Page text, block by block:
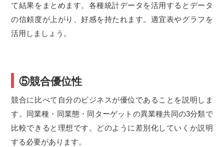
て結果をまとめます。各種統計データを活用するとデータ
の信頼度が上がり、好感を持たれます。適宜表やグラフを
活用しましょう。
⑤競合優位性
競合に比べて自分のビジネスが優位であることを説明しま
す。同業種・同業態・同ターゲットの異業種共同の3分類で
比較できると理想です。どのように差別化していくか説明
する必要があります。